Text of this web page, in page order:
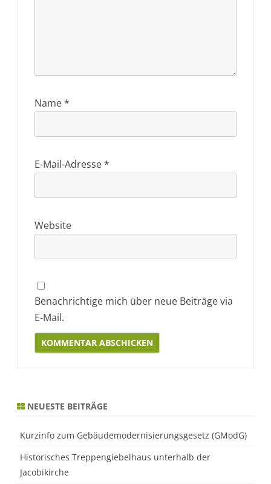
Name*
E-Mail-Adresse*
Website
Benachrichtige mich über neue Beiträge via
E-Mail.
NEUESTE BEITRÄGE
Kurzinfo zum Gebäudemodernisierungsgesetz (GModG)
Historisches Treppengiebelhaus unterhalb der
Jacobikirche